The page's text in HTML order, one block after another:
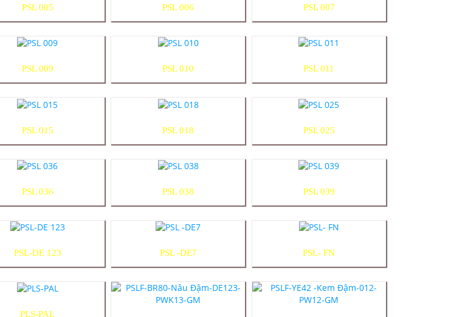
PSL 005 PSL 006 PSL 007
PSL 009 PSL 010 PSL 011
PSL 015 PSL 018 PSL 025
PSL 036 PSL 038 PSL 039
PSL-DE 123 PSL -DE7 PSL- FN
PLS-PAL